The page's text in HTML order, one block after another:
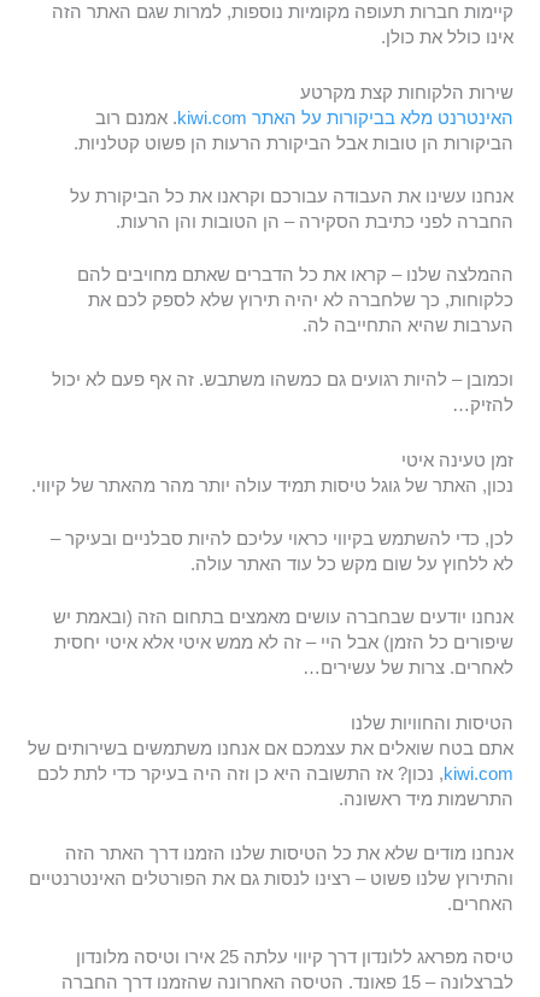
קיימות חברות תעופה מקומיות נוספות, למרות שגם האתר הזה
אינו כולל את כולן.
שירות הלקוחות קצת מקרטע
האינטרנט מלא בביקורות על האתר kiwi.com
. אמנם רוב
הביקורות הן טובות אבל הביקורת הרעות הן פשוט קטלניות.
אנחנו עשינו את העבודה עבורכם וקראנו את כל הביקורת על
החברה לפני כתיבת הסקירה – הן הטובות והן הרעות.
ההמלצה שלנו – קראו את כל הדברים שאתם מחויבים להם
כלקוחות, כך שלחברה לא יהיה תירוץ שלא לספק לכם את
הערבות שהיא התחייבה לה.
וכמובן – להיות רגועים גם כמשהו משתבש. זה אף פעם לא יכול
להזיק…
זמן טעינה איטי
נכון, האתר של גוגל טיסות תמיד עולה יותר מהר מהאתר של קיווי.
לכן, כדי להשתמש בקיווי כראוי עליכם להיות סבלניים ובעיקר –
לא ללחוץ על שום מקש כל עוד האתר עולה.
אנחנו יודעים שבחברה עושים מאמצים בתחום הזה (ובאמת יש
שיפורים כל הזמן) אבל היי – זה לא ממש איטי אלא איטי יחסית
לאחרים. צרות של עשירים…
הטיסות והחוויות שלנו
אתם בטח שואלים את עצמכם אם אנחנו משתמשים בשירותים של
kiwi.com, נכון? אז התשובה היא כן וזה היה בעיקר כדי לתת לכם
התרשמות מיד ראשונה.
אנחנו מודים שלא את כל הטיסות שלנו הזמנו דרך האתר הזה
והתירוץ שלנו פשוט – רצינו לנסות גם את הפורטלים האינטרנטיים
האחרים.
טיסה מפראג ללונדון דרך קיווי עלתה 25 אירו וטיסה מלונדון
לברצלונה – 15 פאונד. הטיסה האחרונה שהזמנו דרך החברה